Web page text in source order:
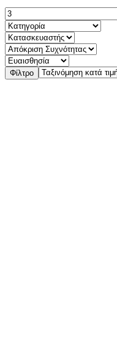
Φίλτρο